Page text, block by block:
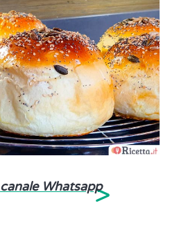
canale Whatsapp>